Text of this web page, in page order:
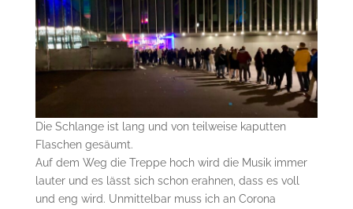
Die Schlange ist lang und von teilweise kaputten
Flaschen gesäumt.
Auf dem Weg die Treppe hoch wird die Musik immer
lauter und es lässt sich schon erahnen, dass es voll
und eng wird. Unmittelbar muss ich an Corona